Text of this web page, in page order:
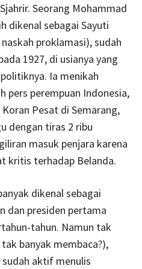
Seorang Mohammad
dikenal sebagai Sayuti
proklamasi), sudah
1927, di usianya yang
Ia menikah
pers perempuan Indonesia,
Pesat di Semarang,
dengan tiras 2 ribu
masuk penjara karena
kritis terhadap Belanda.
dikenal sebagai
dan presiden pertama
tahun. Namun tak
banyak membaca?),
aktif menulis